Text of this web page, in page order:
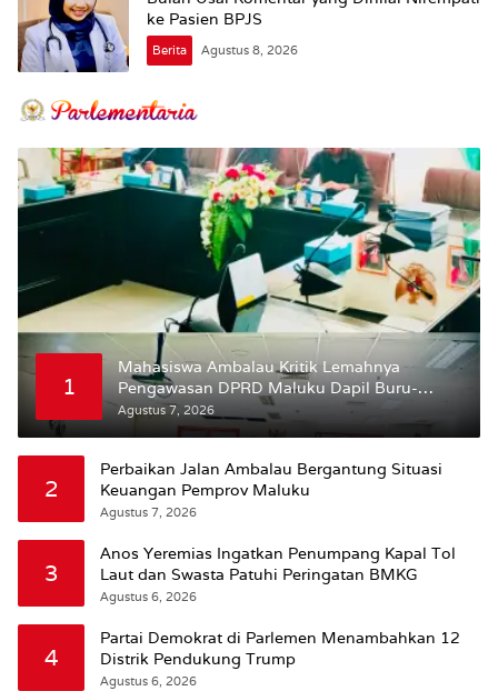
ke Pasien BPJS
Berita Agustus 8, 2026
1
Mahasiswa Ambalau Kritik Lemahnya
Pengawasan DPRD Maluku Dapil Buru-
Bursel Terhadap Proses Perubahan Status
Agustus 7, 2026
2
Perbaikan Jalan Ambalau Bergantung Situasi
Keuangan Pemprov Maluku
Agustus 7, 2026
3
Anos Yeremias Ingatkan Penumpang Kapal Tol
Laut dan Swasta Patuhi Peringatan BMKG
Agustus 6, 2026
4
Partai Demokrat di Parlemen Menambahkan 12
Distrik Pendukung Trump
Agustus 6, 2026